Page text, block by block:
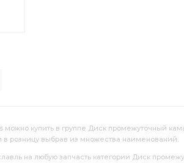
можно купить в группе Диск промежуточный
в розницу выбрав из множества наименований.
на любую запчасть категории Диск